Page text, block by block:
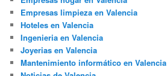
Empresas limpieza en Valencia
Hoteles en Valencia
Ingenieria en Valencia
Joyerias en Valencia
Mantenimiento informático en Valencia